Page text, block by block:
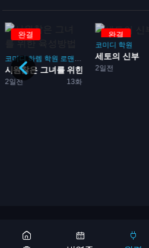
성방...
완결
코미디 하렘 학원 로맨스 게임
2일전 13화
시원찮은 그녀를 위한 육성방...
완결
코미디 학원
2일전
세토의 신부
Copyright 2026 © 애니어바웃,